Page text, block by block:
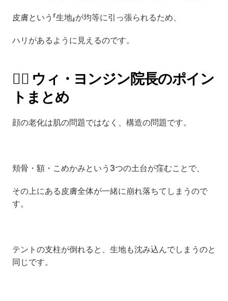
皮膚という「生地」が均等に引っ張られるため、
ハリがあるように見えるのです。
👨‍⚕️ ウィ・ヨンジン院長のポイン
トまとめ
顔の老化は肌の問題ではなく、構造の問題です。
頬骨・額・こめかみという3つの土台が窪むことで、
その上にある皮膚全体が一緒に崩れ落ちてしまうので
す。
テントの支柱が倒れると、生地も沈み込んでしまうのと
同じです。